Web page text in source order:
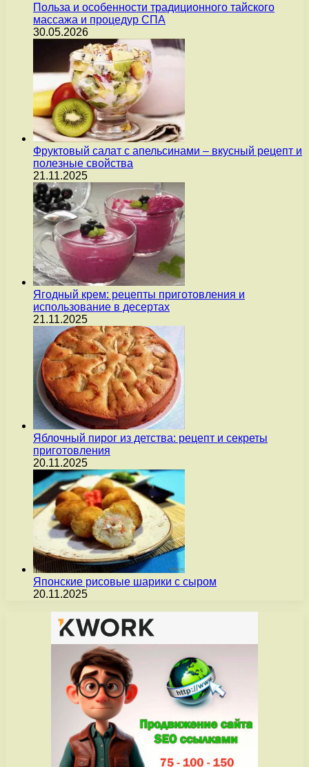
Польза и особенности традиционного тайского
массажа и процедур СПА
30.05.2026
Фруктовый салат с апельсинами – вкусный рецепт и
полезные свойства
21.11.2025
Ягодный крем: рецепты приготовления и
использование в десертах
21.11.2025
Яблочный пирог из детства: рецепт и секреты
приготовления
20.11.2025
Японские рисовые шарики с сыром
20.11.2025